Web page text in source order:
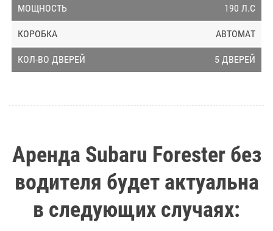
190 Л.С
АВТОМАТ
5 ДВЕРЕЙ
Аренда Subaru Forester без
водителя будет актуальна
в следующих случаях: